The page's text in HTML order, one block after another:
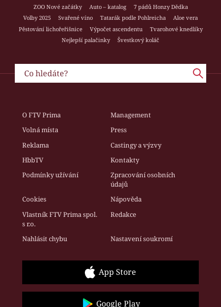
ZOO Nové začátky
Auto – katalog
7 pádů Honzy Dědka
Volby 2025
Svařené víno Tatarák podle Pohlreicha
Aloe vera
Pěstování lichořeřišnice
Výpočet ascendentu
Tvarohové knedlíky
Nejlepší palačinky
Švestkový koláč
O FTV Prima
Management
Volná místa
Press
Reklama
Castingy a výzvy
HbbTV
Kontakty
Podmínky užívání
Zpracování osobních
údajů
Cookies
Nápověda
Vlastník FTV Prima spol.
s r.o.
Redakce
Nahlásit chybu Nastavení soukromí
App Store
Google Play